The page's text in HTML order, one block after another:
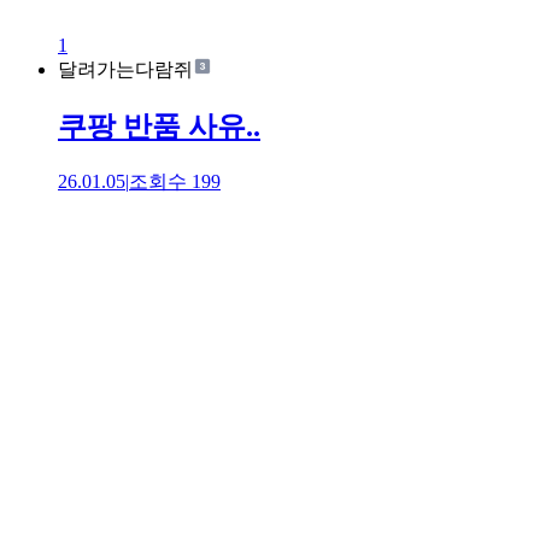
1
달려가는다람쥐
쿠팡 반품 사유..
26.01.05|조회수 199